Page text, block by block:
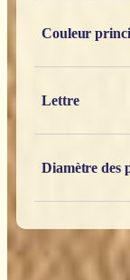
Couleur
Lettre
Diamètre des